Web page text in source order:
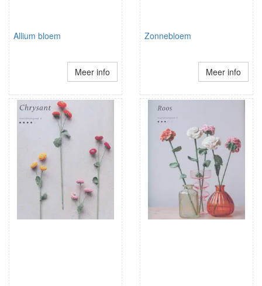
Allium bloem
Meer info
Zonnebloem
Meer info